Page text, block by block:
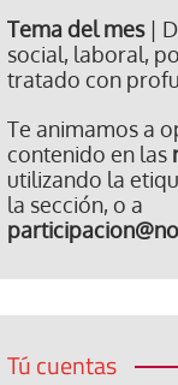
Tema del mes|
social, laboral,
tratado con
Te animamos a
contenido en las
utilizando la
la sección, o a
Tú cuentas